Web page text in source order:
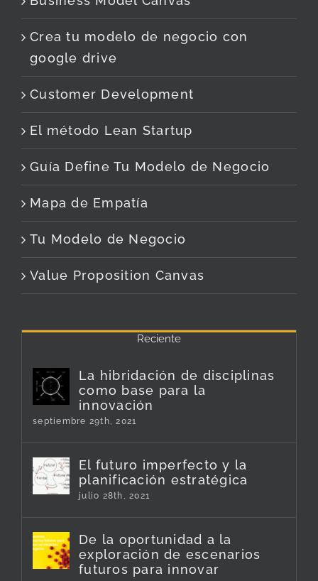
Crea tu modelo de negocio con
google drive
Customer Development
El método Lean Startup
Guía Define Tu Modelo de Negocio
Mapa de Empatía
Tu Modelo de Negocio
Value Proposition Canvas
Reciente
La hibridación de disciplinas
como base para la
innovación
septiembre 29th, 2021
El futuro imperfecto y la
planificación estratégica
julio 28th, 2021
De la oportunidad a la
exploración de escenarios
futuros para innovar